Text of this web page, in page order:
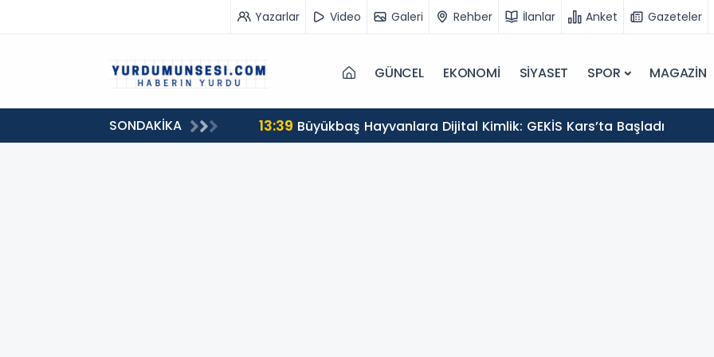
Yazarlar Video Galeri Rehber İlanlar Anket Gazeteler
GÜNCEL EKONOMİ SİYASET SPOR MAGAZİN
SONDAKİKA
milyon 549 bin 594 TL. bağış 13:39 Büyükbaş Hayvanlara Dijital Kimlik: GEKİS Kars’ta Başladı